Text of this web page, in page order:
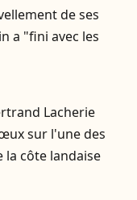
de ses
a "fini avec les
Lacherie
sur l'une des
la côte landaise